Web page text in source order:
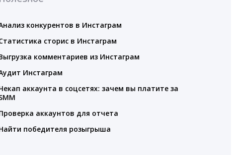
конкурентов в Инстаграм
сторис в Инстаграм
комментариев из Инстаграм
Инстаграм
аккаунта в соцсетях: зачем вы платите за
аккаунтов для отчета
победителя розыгрыша